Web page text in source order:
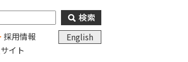
採用情報
English
イト